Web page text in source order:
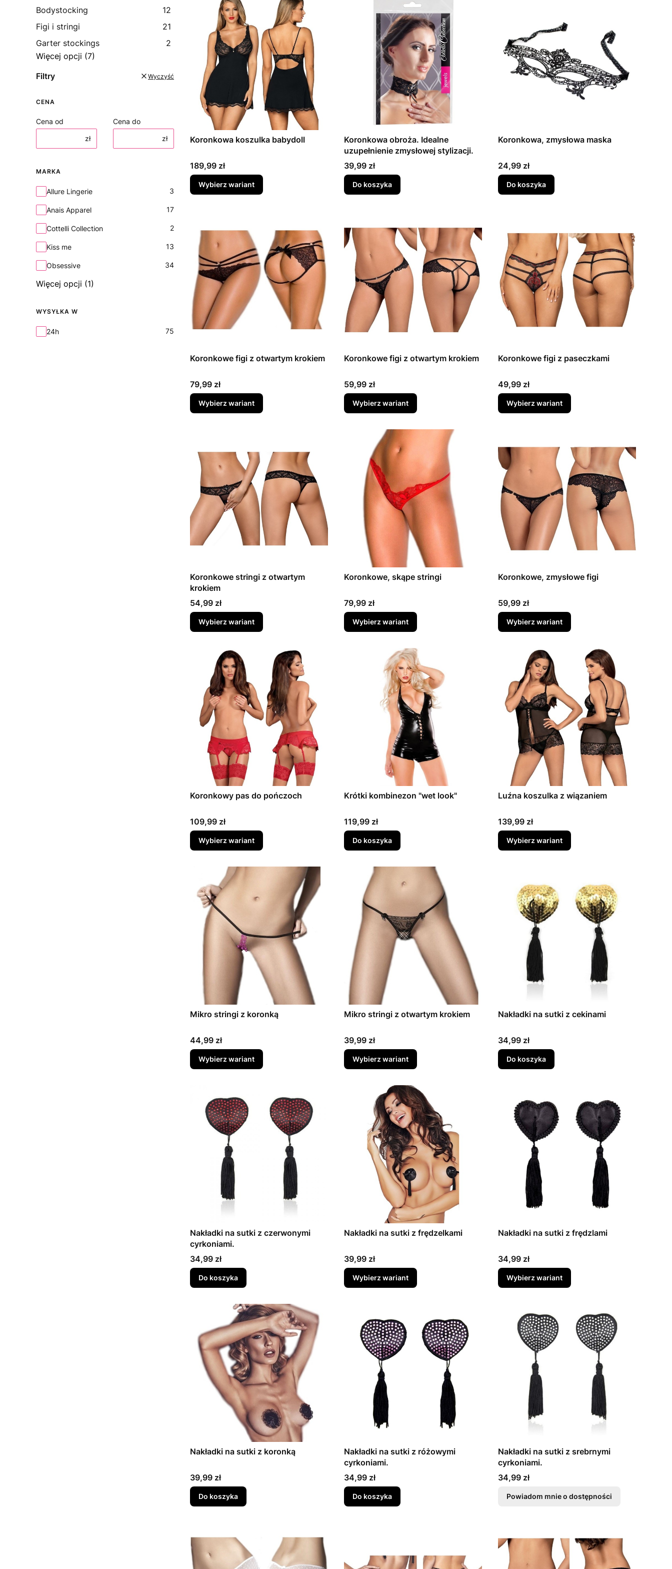
Bodystocking
12
Figi i stringi
21
Garter stockings
2
Więcej opcji (7)
Filtry
Wyczyść
CENA
Cena od
zł
Cena do
zł
MARKA
Marka
Allure Lingerie 3
Anais Apparel 17
Cottelli Collection 2
Kiss me 13
Obsessive 34
Więcej opcji (1)
WYSYŁKA W
Wysyłka w
24h 75
Koronkowa koszulka babydoll
Cena
189,99 zł
Wybierz wariant
Koronkowa obroża. Idealne
uzupełnienie zmysłowej stylizacji.
Cena
39,99 zł
Do koszyka
Koronkowa, zmysłowa maska
Cena
24,99 zł
Do koszyka
Koronkowe figi z otwartym krokiem
Cena
79,99 zł
Wybierz wariant
Koronkowe figi z otwartym krokiem
Cena
59,99 zł
Wybierz wariant
Koronkowe figi z paseczkami
Cena
49,99 zł
Wybierz wariant
Koronkowe stringi z otwartym
krokiem
Cena
54,99 zł
Wybierz wariant
Koronkowe, skąpe stringi
Cena
79,99 zł
Wybierz wariant
Koronkowe, zmysłowe figi
Cena
59,99 zł
Wybierz wariant
Koronkowy pas do pończoch
Cena
109,99 zł
Wybierz wariant
Krótki kombinezon "wet look"
Cena
119,99 zł
Do koszyka
Luźna koszulka z wiązaniem
Cena
139,99 zł
Wybierz wariant
Mikro stringi z koronką
Cena
44,99 zł
Wybierz wariant
Mikro stringi z otwartym krokiem
Cena
39,99 zł
Wybierz wariant
Nakładki na sutki z cekinami
Cena
34,99 zł
Do koszyka
Nakładki na sutki z czerwonymi
cyrkoniami.
Cena
34,99 zł
Do koszyka
Nakładki na sutki z frędzelkami
Cena
39,99 zł
Wybierz wariant
Nakładki na sutki z frędzlami
Cena
34,99 zł
Wybierz wariant
Nakładki na sutki z koronką
Cena
39,99 zł
Do koszyka
Nakładki na sutki z różowymi
cyrkoniami.
Cena
34,99 zł
Do koszyka
Nakładki na sutki z srebrnymi
cyrkoniami.
Cena
34,99 zł
Powiadom mnie o dostępności